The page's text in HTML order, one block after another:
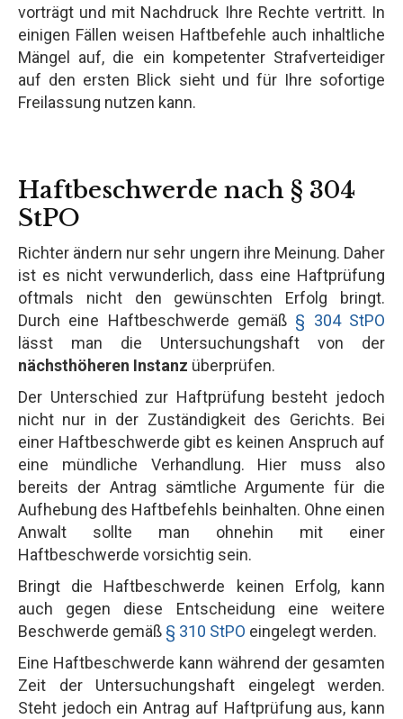
vorträgt und mit Nachdruck Ihre Rechte vertritt. In
einigen Fällen weisen Haftbefehle auch inhaltliche
Mängel auf, die ein kompetenter Strafverteidiger
auf den ersten Blick sieht und für Ihre sofortige
Freilassung nutzen kann.
Haftbeschwerde nach § 304
StPO
Richter ändern nur sehr ungern ihre Meinung. Daher
ist es nicht verwunderlich, dass eine Haftprüfung
oftmals nicht den gewünschten Erfolg bringt.
Durch eine Haftbeschwerde gemäß § 304 StPO
lässt man die Untersuchungshaft von der
nächsthöheren Instanz überprüfen.
Der Unterschied zur Haftprüfung besteht jedoch
nicht nur in der Zuständigkeit des Gerichts. Bei
einer Haftbeschwerde gibt es keinen Anspruch auf
eine mündliche Verhandlung. Hier muss also
bereits der Antrag sämtliche Argumente für die
Aufhebung des Haftbefehls beinhalten. Ohne einen
Anwalt sollte man ohnehin mit einer
Haftbeschwerde vorsichtig sein.
Bringt die Haftbeschwerde keinen Erfolg, kann
auch gegen diese Entscheidung eine weitere
Beschwerde gemäß § 310 StPO eingelegt werden.
Eine Haftbeschwerde kann während der gesamten
Zeit der Untersuchungshaft eingelegt werden.
Steht jedoch ein Antrag auf Haftprüfung aus, kann